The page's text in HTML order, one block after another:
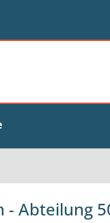
- Abteilung